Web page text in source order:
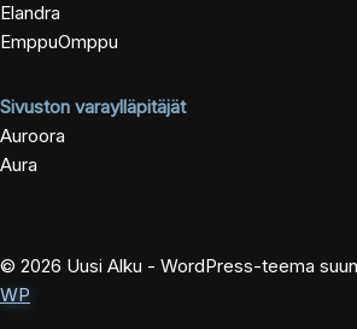
Elandra
EmppuOmppu
Sivuston varaylläpitäjät
Auroora
Aura
© 2026 Uusi Alku - WordPress-teema
WP